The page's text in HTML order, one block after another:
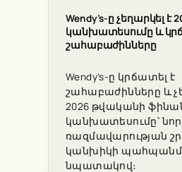
Wendy’s-ը չեղարկել
կանխատեսումը և
շահաբաժինները
Wendy’s-ը կրճատել է
շահաբաժինները և
2026 թվականի
կանխատեսումը՝ նոր
ռազմավարության
կանխիկի
նպատակով։